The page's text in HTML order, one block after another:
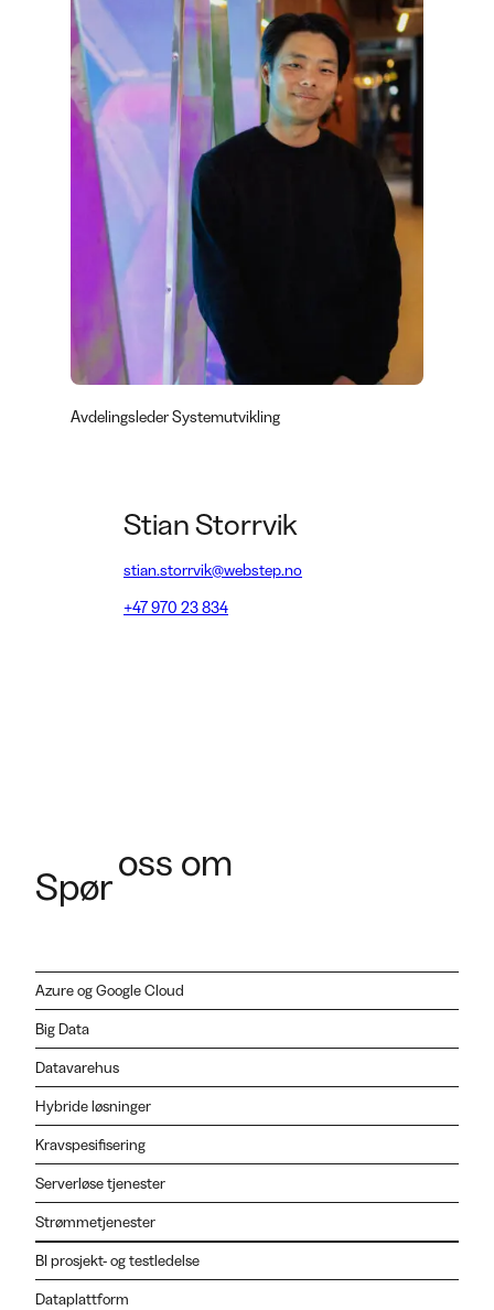
En god brukeropplevelse gjør systemer mer
forståelige for brukerne, reduserer brukerfeil og
sparer tid for ansatte og kunder.
Avdelingsleder Systemutvikling
Stian Storrvik
stian.storrvik@webstep.no
+47 970 23 834
Spøross om
Azure og Google Cloud
Big Data
Datavarehus
Hybride løsninger
Kravspesifisering
Serverløse tjenester
Strømmetjenester
BI prosjekt- og testledelse
Dataplattform